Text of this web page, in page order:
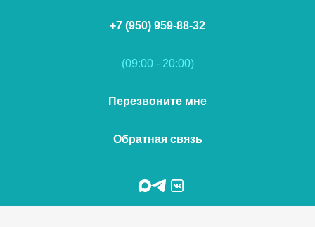
+7 (950) 959-88-32
(09:00 - 20:00)
Перезвоните мне
Обратная связь